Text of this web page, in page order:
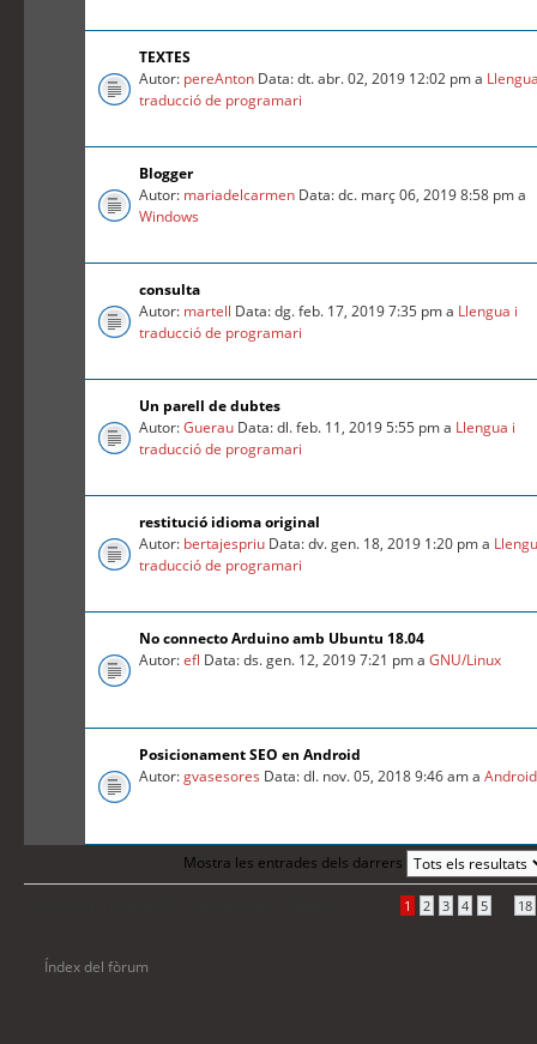
TEXTES
Autor: pereAnton Data: dt. abr. 02, 2019 12:02 pm a
traducció de programari
Blogger
Autor: mariadelcarmen Data: dc. març 06, 2019 8:58 pm a
Windows
consulta
Autor: martell Data: dg. feb. 17, 2019 7:35 pm a Llengua i
traducció de programari
Un parell de dubtes
Autor:Guerau Data: dl. feb. 11, 2019 5:55 pm a Llengua i
traducció de programari
restitució idioma original
Autor: bertajespriu Data: dv. gen. 18, 2019 1:20 pm a
traducció de programari
No connecto Arduino amb Ubuntu 18.04
Autor:efl Data: ds. gen. 12, 2019 7:21 pm aGNU/Linux
Posicionament SEO en Android
Autor:gvasesores Data: dl. nov. 05, 2018 9:46 am aAndroid
Mostra les entrades dels darrers
1 2 3 4 5 18
Índex del fòrum